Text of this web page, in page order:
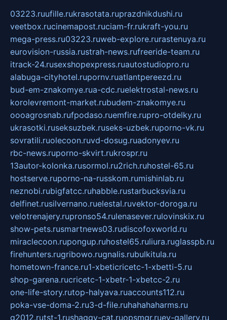
03223.ruufille.rukrasotata.ruprazdnikdushi.ru
veetbox.rucinemapost.ruciam-fr.rukraft-you.ru
mega-press.ru03223.ruweb-explore.rurastenuya.ru
eurovision-russia.rustrah-news.rufreeride-team.ru
itrack-24.rusexshopexpress.ruautostudiopro.ru
alabuga-cityhotel.rupornv.ruatlantpereezd.ru
bud-em-znakomye.rua-cdc.ruelektrostal-news.ru
korolevremont-market.rubudem-znakomye.ru
oooagrosnab.rufpodaso.ruemfire.rupro-otdelky.ru
ukrasotki.ruseksuzbek.ruseks-uzbek.ruporno-vk.ru
sovratili.ruolecoon.ruvd-dosug.ruadonyev.ru
rbc-news.ruporno-skvirt.rukrospr.ru
13autor-kolonka.rusormol.ru2rich.ruhostel-65.ru
hostserve.ruporno-na-russkom.rumishinlab.ru
neznobi.rubigfatcc.ruhabble.rustarbucksvia.ru
delfinet.rusilvernano.ruelestal.ruvektor-doroga.ru
velotrenajery.rupronso54.rulenasever.rulovinskix.ru
show-pets.rusmartnews03.rudiscofoxworld.ru
miraclecoon.rupongup.ruhostel65.ruliura.ruglasspb.ru
firehunters.rugribowo.rugnalis.rubulkitula.ru
hometown-france.ru1-xbeticricetc-1-xbetti-5.ru
shop-garena.rucricetc-1-xbetr-1-xbetcc-2.ru
one-life-story.rutop-halyava.ruaccounts112.ru
poka-vse-doma-2.ru3-d-file.ruhahahaharms.ru
g2012.rutst-1.rushaggy-cat.ruopsmgr.ruev-gallery.ru